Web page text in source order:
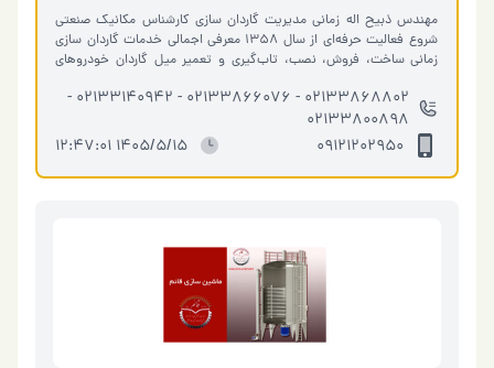
مهندس ذبیح اله زمانی مدیریت گاردان سازی کارشناس مکانیک صنعتی
شروع فعالیت حرفه‌ای از سال 1358 معرفی اجمالی خدمات گاردان سازی
زمانی ساخت، فروش، نصب، تاب‌گیری و تعمیر میل گاردان خودروهای
02133868802 - 02133866076 - 02133140942 -
02133800898
09121202950
1405/5/15 12:47:01